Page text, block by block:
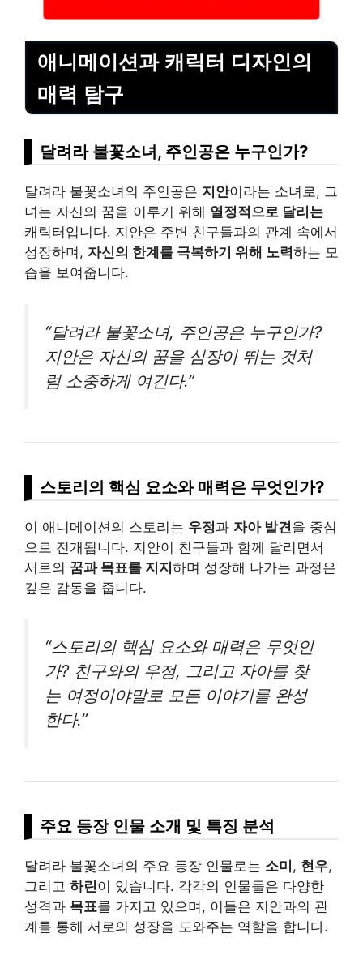
애니메이션과 캐릭터 디자인의
매력 탐구
달려라 불꽃소녀, 주인공은 누구인가?
달려라 불꽃소녀의 주인공은 지안이라는 소녀로, 그
녀는 자신의 꿈을 이루기 위해 열정적으로 달리는
캐릭터입니다. 지안은 주변 친구들과의 관계 속에서
성장하며, 자신의 한계를 극복하기 위해 노력하는 모
습을 보여줍니다.
“달려라 불꽃소녀, 주인공은 누구인가?
지안은 자신의 꿈을 심장이 뛰는 것처
럼 소중하게 여긴다.”
스토리의 핵심 요소와 매력은 무엇인가?
이 애니메이션의 스토리는 우정과 자아 발견을 중심
으로 전개됩니다. 지안이 친구들과 함께 달리면서
서로의 꿈과 목표를 지지하며 성장해 나가는 과정은
깊은 감동을 줍니다.
“스토리의 핵심 요소와 매력은 무엇인
가? 친구와의 우정, 그리고 자아를 찾
는 여정이야말로 모든 이야기를 완성
한다.”
주요 등장 인물 소개 및 특징 분석
달려라 불꽃소녀의 주요 등장 인물로는 소미 , 현우,
그리고 하린이 있습니다. 각각의 인물들은 다양한
성격과 목표를 가지고 있으며, 이들은 지안과의 관
계를 통해 서로의 성장을 도와주는 역할을 합니다.